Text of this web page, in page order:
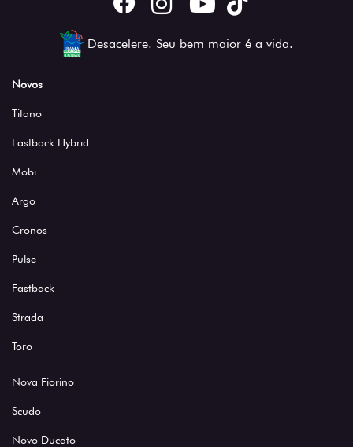
Desacelere. Seu bem maior é a vida.
Novos
Titano
Fastback Hybrid
Mobi
Argo
Cronos
Pulse
Fastback
Strada
Toro
Nova Fiorino
Scudo
Novo Ducato